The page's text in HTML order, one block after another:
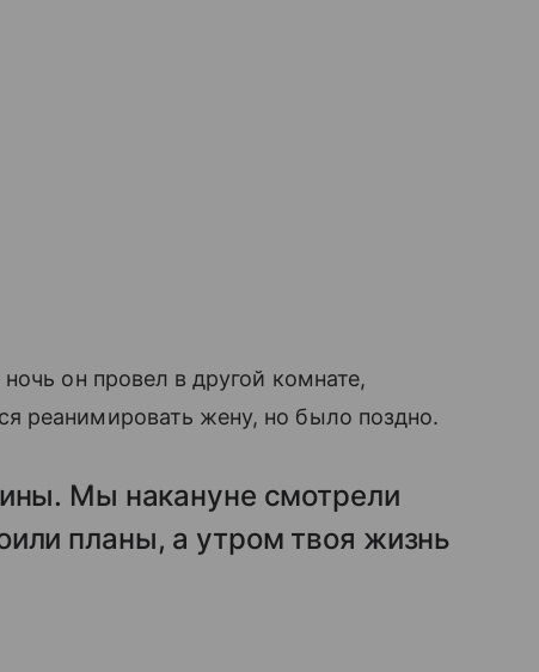
он провел в другой комнате,
реанимировать жену, но было поздно.
Мы накануне смотрели
планы, а утром твоя жизнь